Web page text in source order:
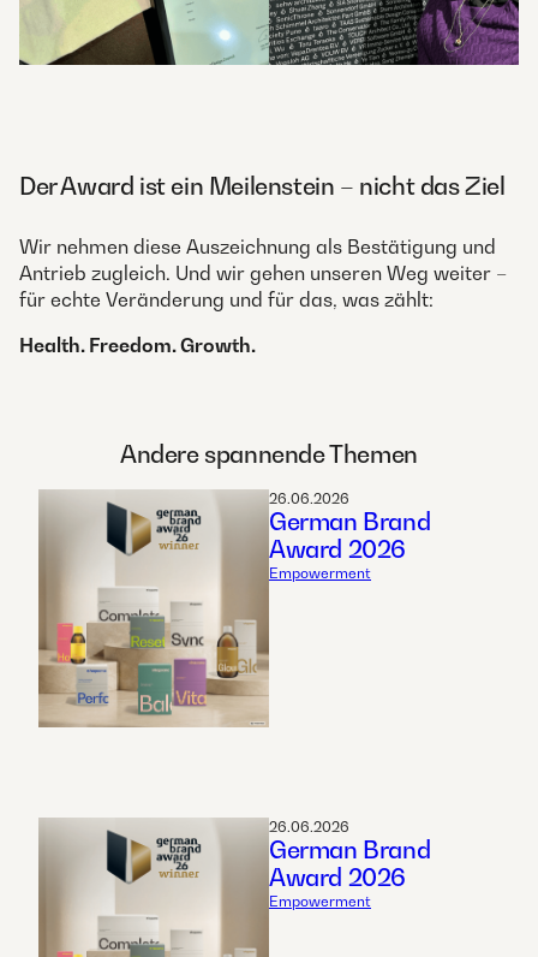
Der Award ist ein Meilenstein – nicht das Ziel
Wir nehmen diese Auszeichnung als Bestätigung und
Antrieb zugleich. Und wir gehen unseren Weg weiter –
für echte Veränderung und für das, was zählt:
Health. Freedom. Growth.
Andere spannende Themen
26.06.2026
German Brand
Award 2026
Empowerment
26.06.2026
German Brand
Award 2026
Empowerment